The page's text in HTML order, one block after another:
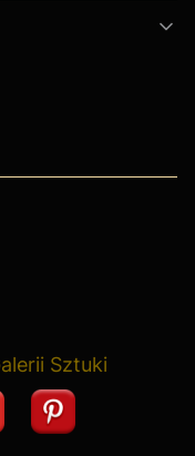
Sztuki